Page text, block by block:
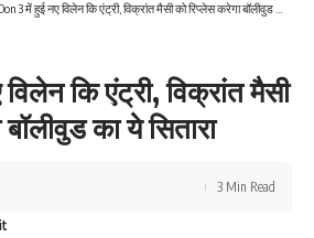
Don 3 में हुई नए विलेन कि एंट्री, विक्रांत मैसी को रिप्लेस करेगा बॉलीवुड का ये सितारा
कि एंट्री, विक्रांत मैसी
का ये सितारा
3 Min Read